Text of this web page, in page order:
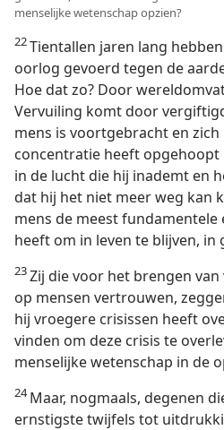
menselijke wetenschap opzien?
22Tientallen jaren lang
oorlog gevoerd tegen de
Hoe dat zo? Door
Vervuiling komt door
mens is voortgebracht en
concentratie heeft
in de lucht die hij inademt en
dat hij het niet meer weg kan
mens de meest
heeft om in leven te blijven, in
23Zij die voor het brengen
op mensen vertrouwen,
hij vroegere crisissen heeft
vinden om deze crisis te
menselijke wetenschap in de
24Maar, nogmaals, degenen
ernstigste twijfels tot